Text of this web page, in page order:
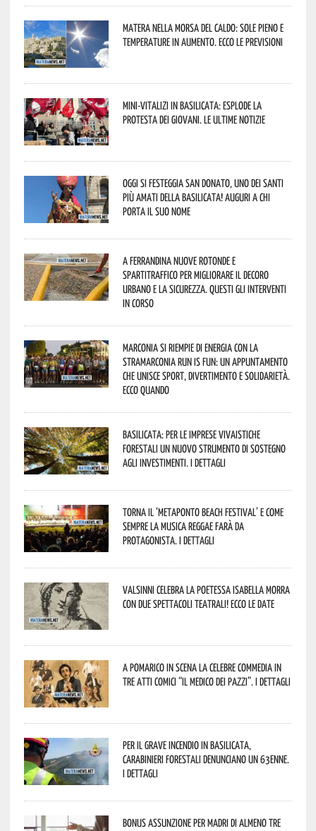
Matera nella morsa del caldo: sole pieno e
temperature in aumento. Ecco le previsioni
Mini-vitalizi in Basilicata: esplode la
protesta dei giovani. Le ultime notizie
Oggi si festeggia San Donato, uno dei Santi
più amati della Basilicata! Auguri a chi
porta il suo nome
A Ferrandina nuove rotonde e
spartitraffico per migliorare il decoro
urbano e la sicurezza. Questi gli interventi
in corso
Marconia si riempie di energia con la
StraMarconia Run is Fun: un appuntamento
che unisce sport, divertimento e solidarietà.
Ecco quando
Basilicata: per le imprese vivaistiche
forestali un nuovo strumento di sostegno
agli investimenti. I dettagli
Torna il ‘Metaponto beach festival’ e come
sempre la musica reggae farà da
protagonista. I dettagli
Valsinni celebra la poetessa Isabella Morra
con due spettacoli teatrali! Ecco le date
A Pomarico in scena la celebre commedia in
tre atti comici “Il medico dei pazzi”. I dettagli
Per il grave incendio in Basilicata,
Carabinieri forestali denunciano un 63enne.
I dettagli
Bonus assunzione per madri di almeno tre